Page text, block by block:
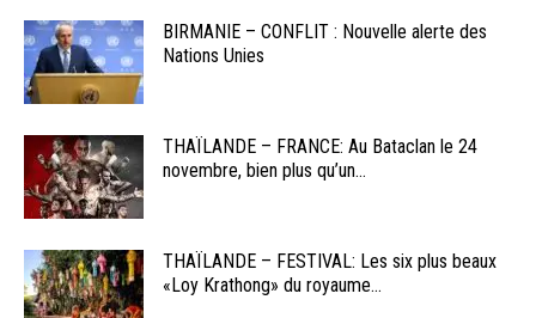
BIRMANIE – CONFLIT : Nouvelle alerte des
Nations Unies
THAÏLANDE – FRANCE: Au Bataclan le 24
novembre, bien plus qu’un...
THAÏLANDE – FESTIVAL: Les six plus beaux
«Loy Krathong» du royaume...